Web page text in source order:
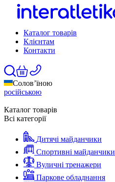
Каталог товарів
Клієнтам
Контакти
Солов’їною
російською
Каталог товарів
Всі категорії
Дитячі майданчики
Спортивні майданчики
Вуличні тренажери
Паркове обладнання